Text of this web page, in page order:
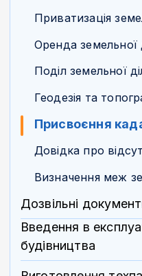
Приватизація
Оренда земельної
Поділ земельної
Геодезія та
Присвоєння
Довідка про
Визначення меж
Дозвільні
Введення в
будівництва